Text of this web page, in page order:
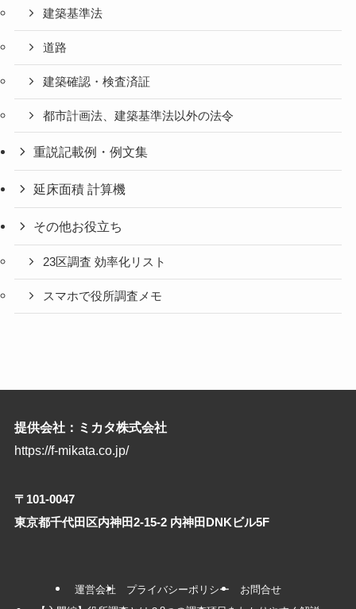
建築基準法
道路
建築確認・検査済証
都市計画法、建築基準法以外の法令
重説記載例・例文集
延床面積 計算機
その他お役立ち
23区調査 効率化リスト
スマホで役所調査メモ
提供会社：ミカタ株式会社
https://f-mikata.co.jp/
〒101-0047
東京都千代田区内神田2-15-2 内神田DNKビル5F
運営会社 プライバシーポリシー
お問合せ